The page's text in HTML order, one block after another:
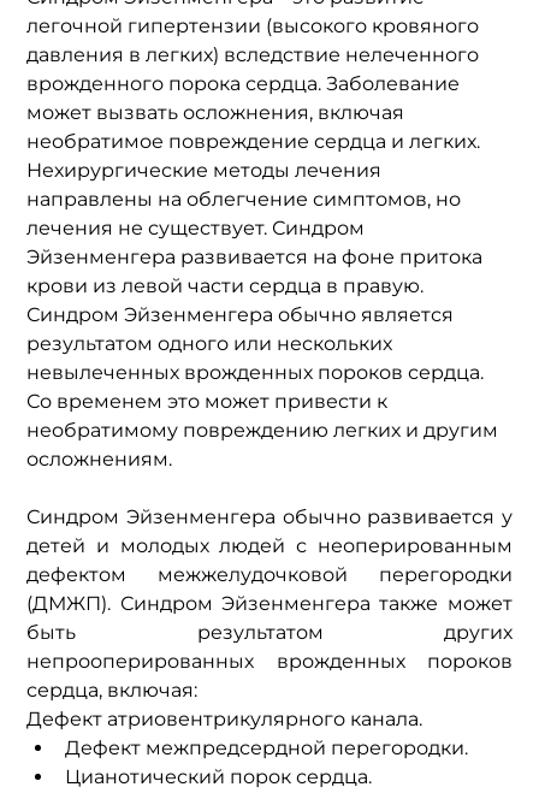
легочной гипертензии (высокого кровяного
давления в легких) вследствие нелеченного
врожденного порока сердца. Заболевание
может вызвать осложнения, включая
необратимое повреждение сердца и легких.
Нехирургические методы лечения
направлены на облегчение симптомов, но
лечения не существует. Синдром
Эйзенменгера развивается на фоне притока
крови из левой части сердца в правую.
Синдром Эйзенменгера обычно является
результатом одного или нескольких
невылеченных врожденных пороков сердца.
Со временем это может привести к
необратимому повреждению легких и другим
осложнениям.
Синдром Эйзенменгера обычно развивается у
детей и молодых людей с неоперированным
дефектом межжелудочковой перегородки
(ДМЖП). Синдром Эйзенменгера также может
быть результатом других
непрооперированных врожденных пороков
сердца, включая:
Дефект атриовентрикулярного канала.
Дефект межпредсердной перегородки.
Цианотический порок сердца.